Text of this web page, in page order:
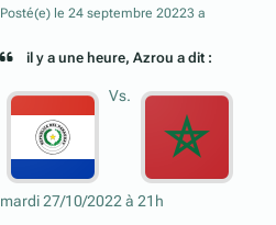
Posté(e) le 24 septembre 20223 a
il y a une heure, Azrou a dit :
Vs.
mardi 27/10/2022 à 21h